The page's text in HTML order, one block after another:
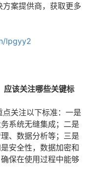
案提供商，获取更多
lpgyy2
应该关注哪些关键标
关注以下标准：一是
系统无缝集成；二是
、数据分析等；三是
安全性，数据加密和
保在使用过程中能够